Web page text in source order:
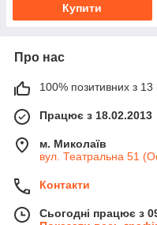
Купити
Про нас
100% позитивних з 13
Працює з 18.02.2013
м. Миколаїв
вул. Театральна 51
Контакти
Сьогодні працює з